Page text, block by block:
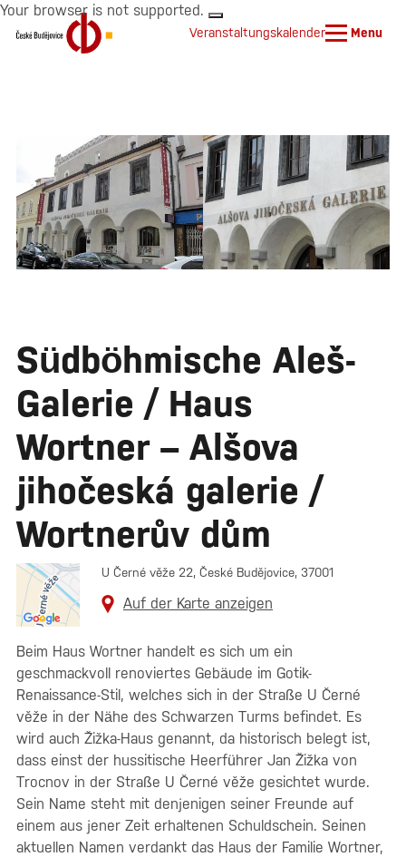
Your browser is not supported.
Veranstaltungskalender Menu
Südböhmische Aleš-
Galerie / Haus
Wortner – Alšova
jihočeská galerie /
Wortnerův dům
U Černé věže 22, České Budějovice, 37001
Auf der Karte anzeigen
Beim Haus Wortner handelt es sich um ein
geschmackvoll renoviertes Gebäude im Gotik-
Renaissance-Stil, welches sich in der Straße U Černé
věže in der Nähe des Schwarzen Turms befindet. Es
wird auch Žižka-Haus genannt, da historisch belegt ist,
dass einst der hussitische Heerführer Jan Žižka von
Trocnov in der Straße U Černé věže gesichtet wurde.
Sein Name steht mit denjenigen seiner Freunde auf
einem aus jener Zeit erhaltenen Schuldschein. Seinen
aktuellen Namen verdankt das Haus der Familie Wortner,